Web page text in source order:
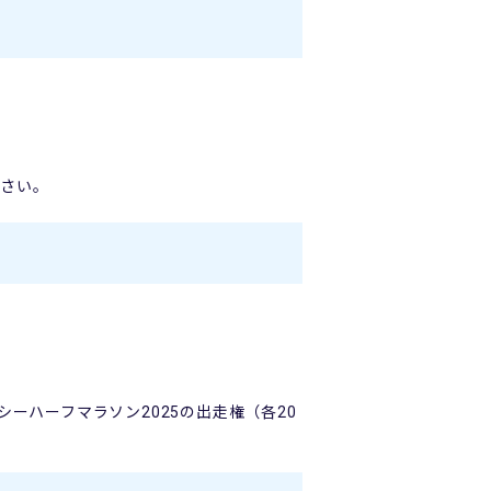
い。
ーハーフマラソン2025の出走権（各20